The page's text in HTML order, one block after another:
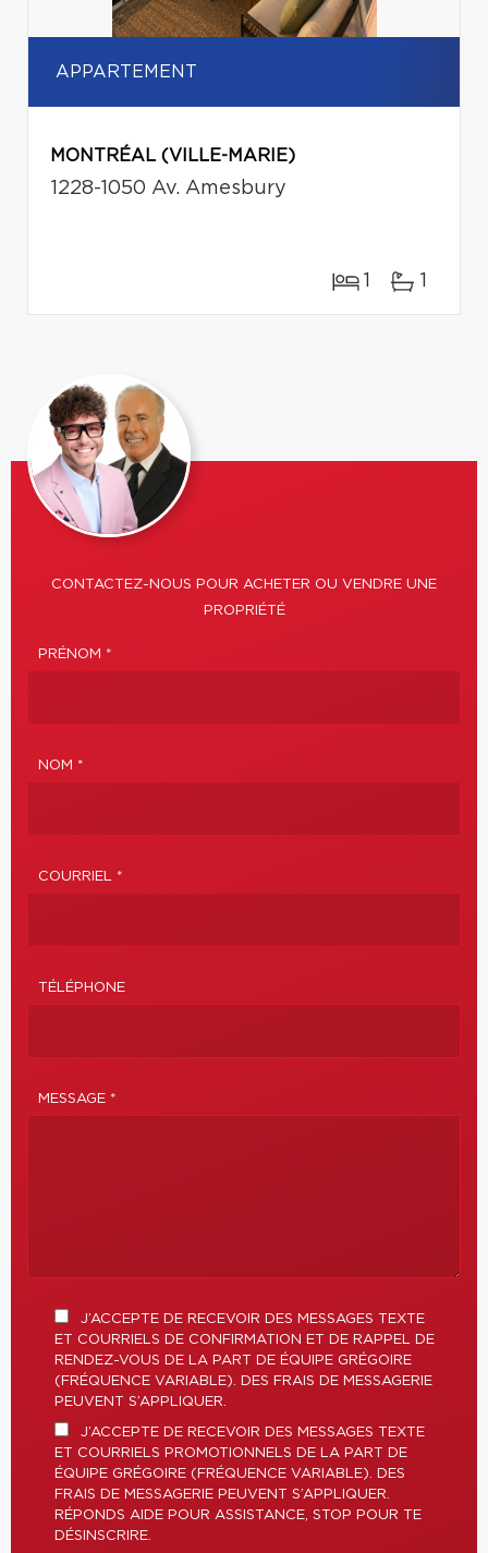
APPARTEMENT
MONTRÉAL (VILLE-MARIE)
1228-1050 Av. Amesbury
1 1
CONTACTEZ-NOUS POUR ACHETER OU VENDRE UNE
PROPRIÉTÉ
PRÉNOM *
NOM *
COURRIEL *
TÉLÉPHONE
MESSAGE *
J’ACCEPTE DE RECEVOIR DES MESSAGES TEXTE
ET COURRIELS DE CONFIRMATION ET DE RAPPEL DE
RENDEZ-VOUS DE LA PART DE ÉQUIPE GRÉGOIRE
(FRÉQUENCE VARIABLE). DES FRAIS DE MESSAGERIE
PEUVENT S’APPLIQUER.
J’ACCEPTE DE RECEVOIR DES MESSAGES TEXTE
ET COURRIELS PROMOTIONNELS DE LA PART DE
ÉQUIPE GRÉGOIRE (FRÉQUENCE VARIABLE). DES
FRAIS DE MESSAGERIE PEUVENT S’APPLIQUER.
RÉPONDS AIDE POUR ASSISTANCE, STOP POUR TE
DÉSINSCRIRE.